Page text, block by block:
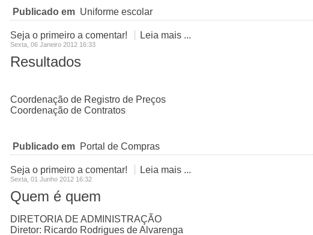
Publicado em Uniforme escolar
Seja o primeiro a comentar! Leia mais ...
Sexta, 06 Janeiro 2012 16:33
Resultados
Coordenação de Registro de Preços
Coordenação de Contratos
Publicado em Portal de Compras
Seja o primeiro a comentar! Leia mais ...
Sexta, 01 Junho 2012 16:32
Quem é quem
DIRETORIA DE ADMINISTRAÇÃO
Diretor: Ricardo Rodrigues de Alvarenga